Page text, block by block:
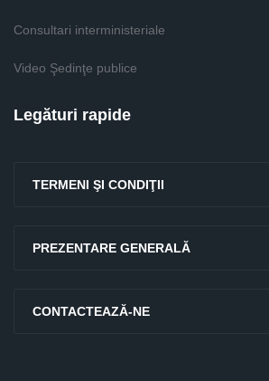
Consultari interministeriale
Video Şedinţe publice
Legături rapide
TERMENI ŞI CONDIŢII
PREZENTARE GENERALĂ
CONTACTEAZĂ-NE